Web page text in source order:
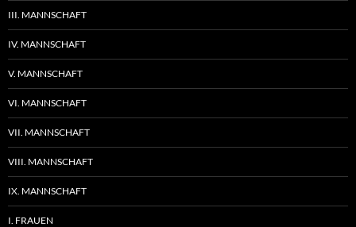
III. MANNSCHAFT
IV. MANNSCHAFT
V. MANNSCHAFT
VI. MANNSCHAFT
VII. MANNSCHAFT
VIII. MANNSCHAFT
IX. MANNSCHAFT
I. FRAUEN